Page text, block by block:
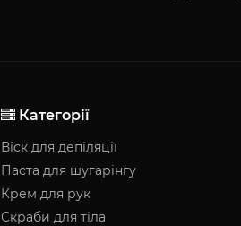
Категорії
Віск для депіляції
Паста для шугарінгу
Крем для рук
Скраби для тіла